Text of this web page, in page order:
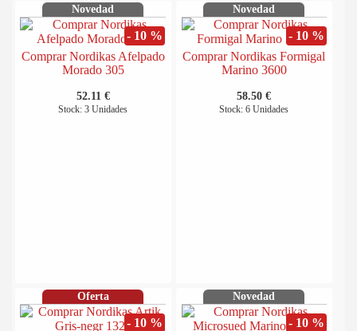
Novedad
- 10 %
Comprar Nordikas Afelpado
Morado 305
52.11 €
Stock: 3 Unidades
Novedad
- 10 %
Comprar Nordikas Formigal
Marino 3600
58.50 €
Stock: 6 Unidades
Oferta
- 10 %
Novedad
- 10 %